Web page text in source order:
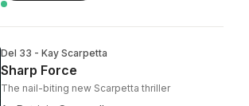
Del 33 - Kay Scarpetta
Sharp Force
The nail-biting new Scarpetta thriller